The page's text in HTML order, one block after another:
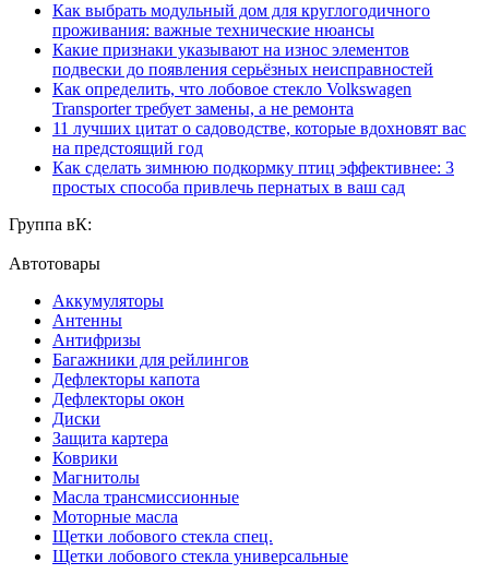
Как выбрать модульный дом для круглогодичного
проживания: важные технические нюансы
Какие признаки указывают на износ элементов
подвески до появления серьёзных неисправностей
Как определить, что лобовое стекло Volkswagen
Transporter требует замены, а не ремонта
11 лучших цитат о садоводстве, которые вдохновят вас
на предстоящий год
Как сделать зимнюю подкормку птиц эффективнее: 3
простых способа привлечь пернатых в ваш сад
Группа вК:
Автотовары
Аккумуляторы
Антенны
Антифризы
Багажники для рейлингов
Дефлекторы капота
Дефлекторы окон
Диски
Защита картера
Коврики
Магнитолы
Масла трансмиссионные
Моторные масла
Щетки лобового стекла спец.
Щетки лобового стекла универсальные